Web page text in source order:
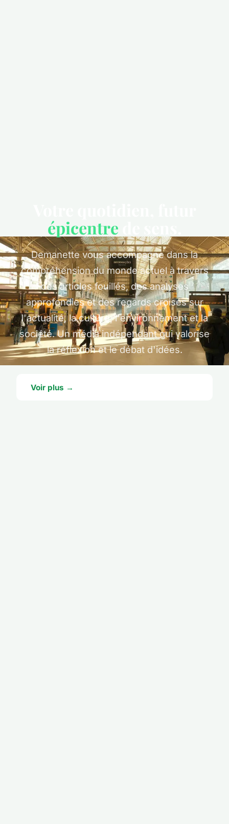
épicentre
Demanette vous accompagne dans la
compréhension du monde actuel à travers
des articles fouillés, des analyses
approfondies et des regards croisés sur
l'actualité, la culture, l'environnement et la
société. Un média indépendant qui valorise
la réflexion et le débat d'idées.
Voir plus →